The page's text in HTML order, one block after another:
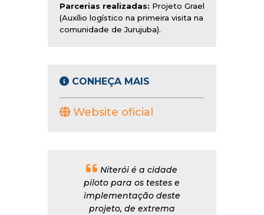
Parcerias realizadas: Projeto Grael
(Auxílio logístico na primeira visita na
comunidade de Jurujuba).
CONHEÇA MAIS
Website oficial
Niterói é a cidade
piloto para os testes e
implementação deste
projeto, de extrema